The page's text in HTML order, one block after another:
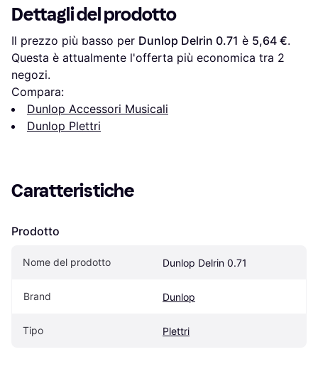
Dettagli del prodotto
Il prezzo più basso per Dunlop Delrin 0.71 è 5,64 €.
Questa è attualmente l'offerta più economica tra 2
negozi.
Compara:
Dunlop Accessori Musicali
Dunlop Plettri
Caratteristiche
Prodotto
Nome del prodotto Dunlop Delrin 0.71
Brand Dunlop
Tipo Plettri